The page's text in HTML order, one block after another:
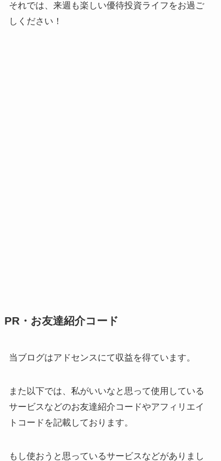
それでは、来週も楽しい優待投資ライフをお過ご
しください！
PR・お友達紹介コード
当ブログはアドセンスにて収益を得ています。
また以下では、私がいいなと思って使用している
サービスなどのお友達紹介コードやアフィリエイ
トコードを記載しております。
もし使おうと思っているサービスなどがありまし